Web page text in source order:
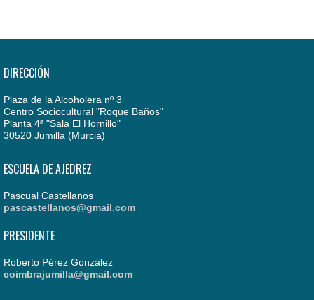
DIRECCIÓN
Plaza de la Alcoholera nº 3
Centro Sociocultural "Roque Baños"
Planta 4ª "Sala El Hornillo"
30520 Jumilla (Murcia)
ESCUELA DE AJEDREZ
Pascual Castellanos
pascastellanos@gmail.com
PRESIDENTE
Roberto Pérez González
coimbrajumilla@gmail.com